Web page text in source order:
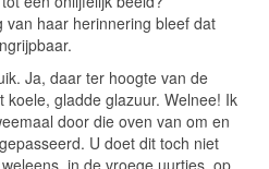
haar herinnering bleef dat
Ja, daar ter hoogte van de
gladde glazuur. Welnee! Ik
door die oven van om en
U doet dit toch niet
in de vroege uurtjes, op